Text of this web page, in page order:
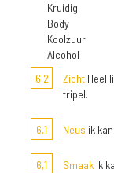
Kruidig
Body
Koolzuur
Alcohol
6,2
Zicht Heel
tripel.
6,1 Neus ik
6,1 Smaak ik